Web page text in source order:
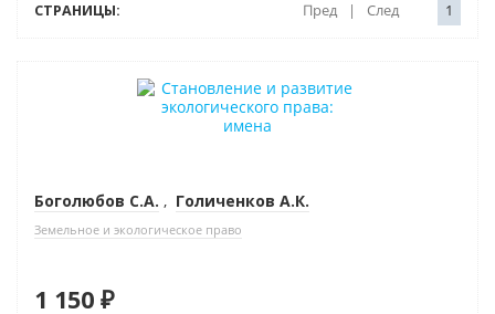
СТРАНИЦЫ: Пред | След 1
Боголюбов С.А. , Голиченков А.К.
Земельное и экологическое право
1 150 ₽